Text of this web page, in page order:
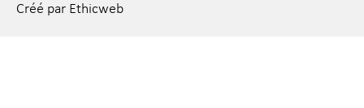
Créé par Ethicweb